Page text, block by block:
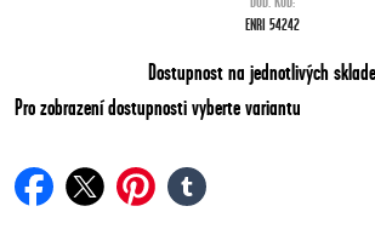
ENRI 54242
Dostupnost na jednotlivých
Pro zobrazení dostupnosti vyberte variantu
facebook
twitterpinterest
tumblr